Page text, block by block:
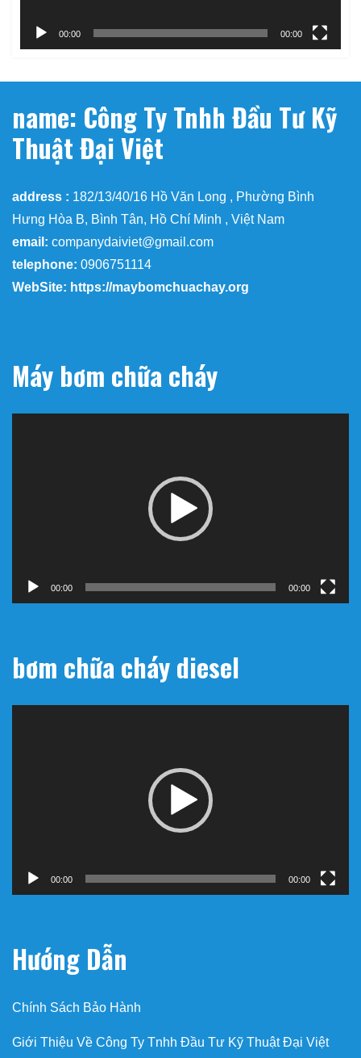
00:00 00:00
name: Công Ty Tnhh Đầu Tư Kỹ
Thuật Đại Việt
address : 182/13/40/16 Hồ Văn Long , Phường Bình
Hưng Hòa B, Bình Tân, Hồ Chí Minh , Việt Nam
email: companydaiviet@gmail.com
telephone: 0906751114
WebSite: https://maybomchuachay.org
Máy bơm chữa cháy
00:00 00:00
bơm chữa cháy diesel
00:00 00:00
Hướng Dẫn
Chính Sách Bảo Hành
Giới Thiệu Về Công Ty Tnhh Đầu Tư Kỹ Thuật Đại Việt